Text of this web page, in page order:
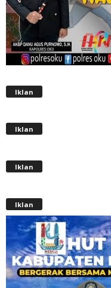
Iklan
Iklan
Iklan
Iklan